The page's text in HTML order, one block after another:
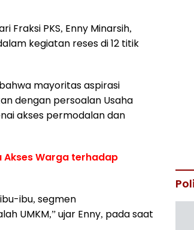
Fraksi PKS, Enny Minarsih,
kegiatan reses di 12 titik
mayoritas aspirasi
dengan persoalan Usaha
akses permodalan dan
Akses Warga terhadap
ibu, segmen
UMKM,” ujar Enny, pada saat